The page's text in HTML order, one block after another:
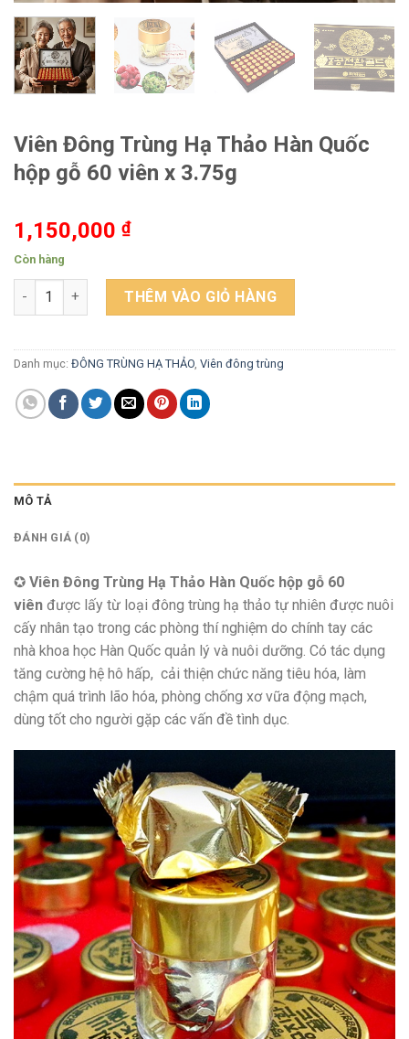
Viên Đông Trùng Hạ Thảo Hàn Quốc
hộp gỗ 60 viên x 3.75g
1,150,000 ₫
Còn hàng
Viên Đông Trùng Hạ Thảo Hàn Quốc hộp gỗ 60 viên x 3.75g số
THÊM VÀO GIỎ HÀNG
Danh mục: ĐÔNG TRÙNG HẠ THẢO Viên đông trùng
MÔ TẢ
ĐÁNH GIÁ (0)
✪ Viên Đông Trùng Hạ Thảo Hàn Quốc hộp gỗ 60
viên được lấy từ loại đông trùng hạ thảo tự nhiên được nuôi
cấy nhân tạo trong các phòng thí nghiệm do chính tay các
nhà khoa học Hàn Quốc quản lý và nuôi dưỡng. Có tác dụng
tăng cường hệ hô hấp, cải thiện chức năng tiêu hóa, làm
chậm quá trình lão hóa, phòng chống xơ vữa động mạch,
dùng tốt cho người gặp các vấn đề tình dục.